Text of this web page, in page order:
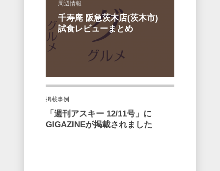
周辺情報
千寿庵 阪急茨木店(茨木市)
試食レビューまとめ
掲載事例
「週刊アスキー 12/11号」に
GIGAZINEが掲載されました